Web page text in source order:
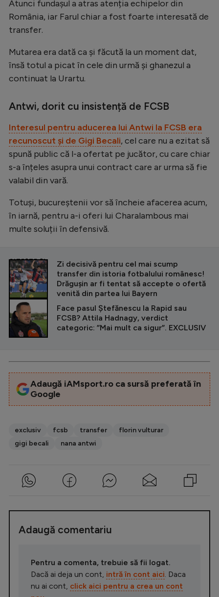
Atunci fundașul a atras atenția echipelor din
România, iar Farul chiar a fost foarte interesată de
transfer.
Mutarea era dată ca și făcută la un moment dat,
însă totul a picat în cele din urmă și ghanezul a
continuat la Urartu.
Antwi, dorit cu insistență de FCSB
Interesul pentru aducerea lui Antwi la FCSB era
recunoscut și de Gigi Becali, cel care nu a ezitat să
spună public că l-a ofertat pe jucător, cu care chiar
s-a înțeles asupra unui contract care ar urma să fie
valabil din vară.
Totuși, bucureștenii vor să încheie afacerea acum,
în iarnă, pentru a-i oferi lui Charalambous mai
multe soluții în defensivă.
CITEȘTE ȘI
Zi decisivă pentru cel mai scump
transfer din istoria fotbalului românesc!
Drăgușin ar fi tentat să accepte o ofertă
venită din partea lui Bayern
Face pasul Ștefănescu la Rapid sau
FCSB? Attila Hadnagy, verdict
categoric: ”Mai mult ca sigur”. EXCLUSIV
Adaugă iAMsport.ro ca sursă preferată în
Google
exclusiv fcsb transfer
florin vulturar
gigi becali
nana antwi
Adaugă comentariu
Pentru a comenta, trebuie să fii logat.
Dacă ai deja un cont, intră în cont aici . Daca
nu ai cont, click aici pentru a crea un cont